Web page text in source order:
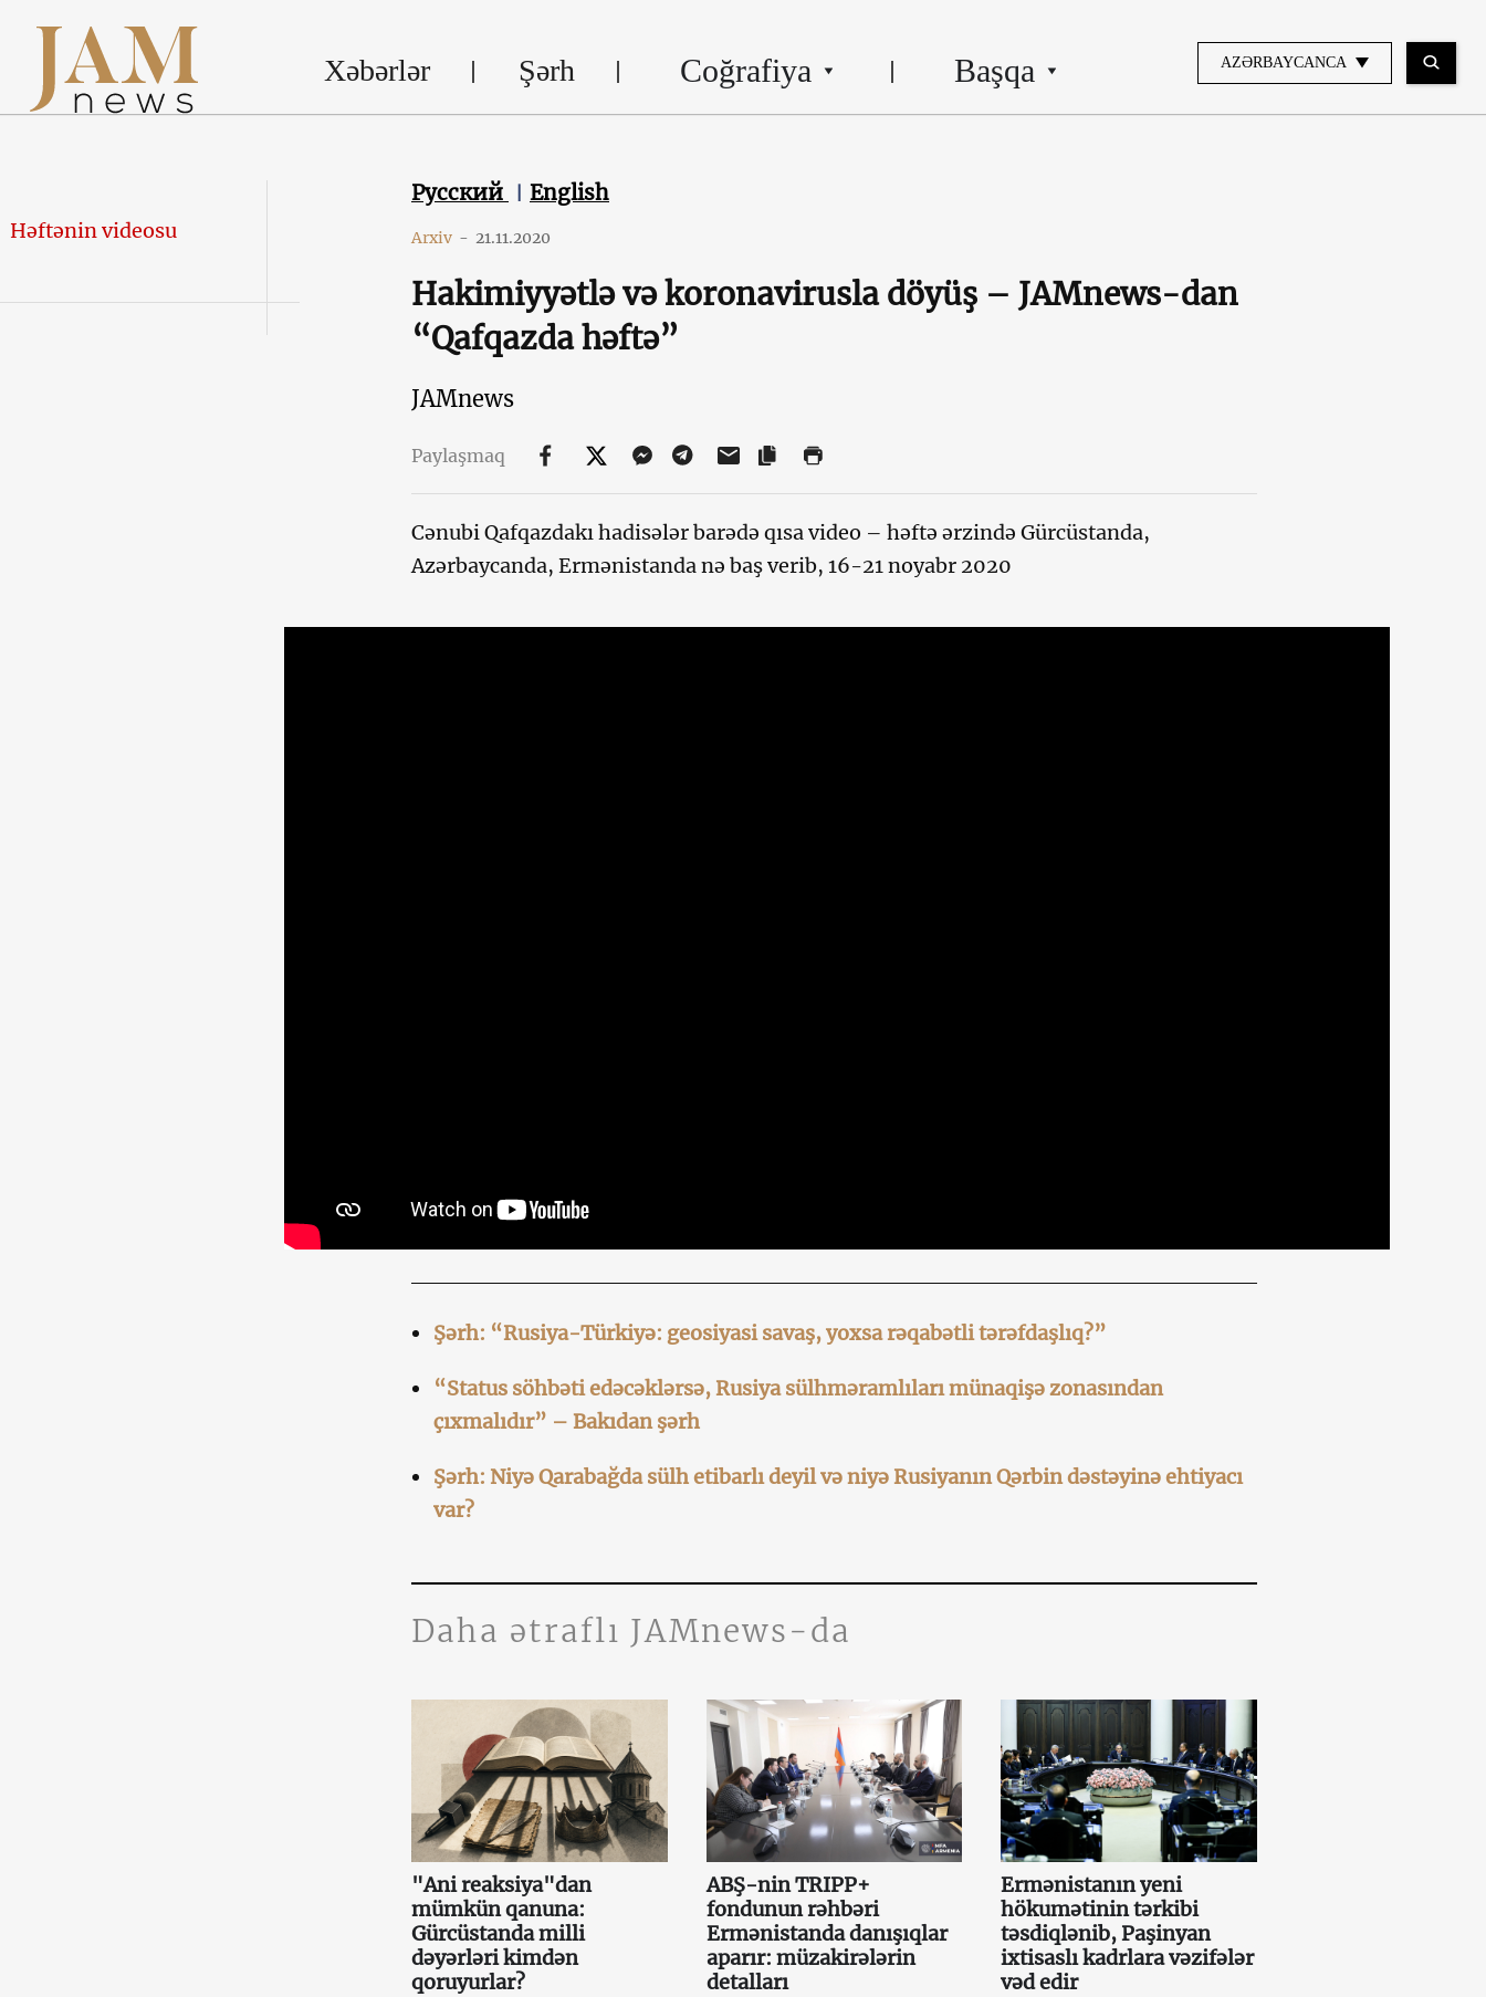
Xəbərlər Şərh Coğrafiya Başqa AZƏRBAYCANCA
Həftənin videosu
Русский English
Arxiv - 21.11.2020
Hakimiyyətlə və koronavirusla döyüş – JAMnews-dan
“Qafqazda həftə”
JAMnews
Paylaşmaq
Cənubi Qafqazdakı hadisələr barədə qısa video – həftə ərzində Gürcüstanda,
Azərbaycanda, Ermənistanda nə baş verib, 16-21 noyabr 2020
Şərh: “Rusiya-Türkiyə: geosiyasi savaş, yoxsa rəqabətli tərəfdaşlıq?”
“Status söhbəti edəcəklərsə, Rusiya sülhməramlıları münaqişə zonasından
çıxmalıdır” – Bakıdan şərh
Şərh: Niyə Qarabağda sülh etibarlı deyil və niyə Rusiyanın Qərbin dəstəyinə ehtiyacı
var?
Daha ətraflı JAMnews-da
"Ani reaksiya"dan
mümkün qanuna:
Gürcüstanda milli
dəyərləri kimdən
qoruyurlar?
ABŞ-nin TRIPP+
fondunun rəhbəri
Ermənistanda danışıqlar
aparır: müzakirələrin
detalları
Ermənistanın yeni
hökumətinin tərkibi
təsdiqlənib, Paşinyan
ixtisaslı kadrlara vəzifələr
vəd edir